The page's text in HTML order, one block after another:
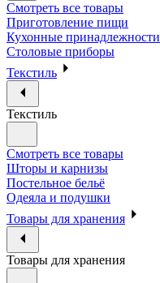
Смотреть все товары
Приготовление пищи
Кухонные принадлежности
Столовые приборы
Текстиль
Текстиль
Смотреть все товары
Шторы и карнизы
Постельное бельё
Одеяла и подушки
Товары для хранения
Товары для хранения